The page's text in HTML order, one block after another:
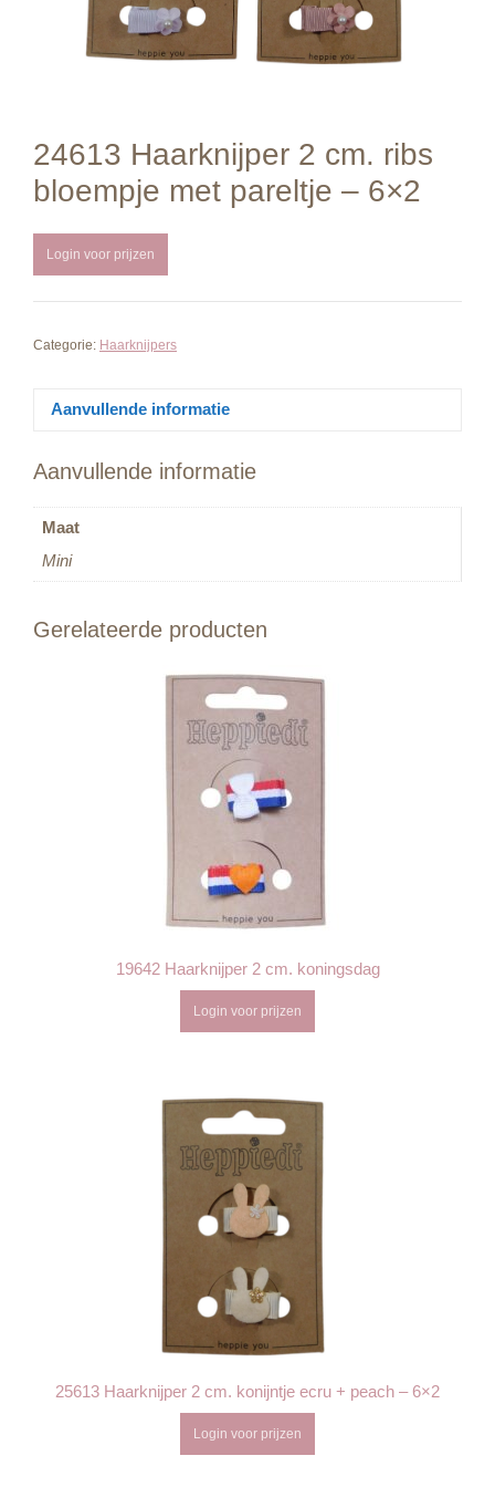
24613 Haarknijper 2 cm. ribs
bloempje met pareltje – 6×2
Login voor prijzen
Categorie: Haarknijpers
Aanvullende informatie
Aanvullende informatie
Maat
Mini
Gerelateerde producten
19642 Haarknijper 2 cm. koningsdag
Login voor prijzen
25613 Haarknijper 2 cm. konijntje ecru + peach – 6×2
Login voor prijzen